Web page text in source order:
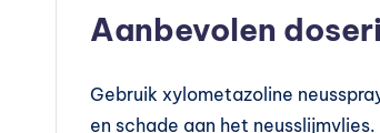
Aanbevolen
Gebruik xylometazoline
en schade aan het